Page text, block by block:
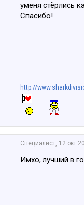
уменя стёрлись
Спасибо!
http://
Специалист, 12 окт
Имхо, лучший в